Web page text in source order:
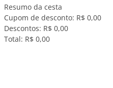
Resumo da cesta
Cupom de desconto: R$ 0,00
Descontos: R$ 0,00
Total: R$ 0,00